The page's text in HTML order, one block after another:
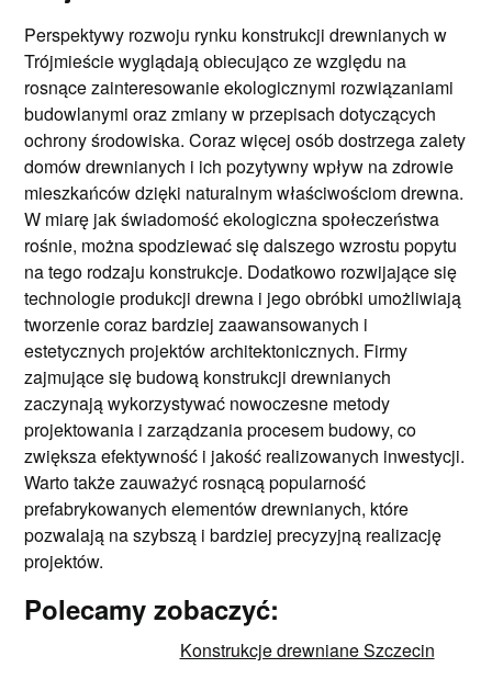
Perspektywy rozwoju rynku konstrukcji drewnianych w
Trójmieście wyglądają obiecująco ze względu na
rosnące zainteresowanie ekologicznymi rozwiązaniami
budowlanymi oraz zmiany w przepisach dotyczących
ochrony środowiska. Coraz więcej osób dostrzega zalety
domów drewnianych i ich pozytywny wpływ na zdrowie
mieszkańców dzięki naturalnym właściwościom drewna.
W miarę jak świadomość ekologiczna społeczeństwa
rośnie, można spodziewać się dalszego wzrostu popytu
na tego rodzaju konstrukcje. Dodatkowo rozwijające się
technologie produkcji drewna i jego obróbki umożliwiają
tworzenie coraz bardziej zaawansowanych i
estetycznych projektów architektonicznych. Firmy
zajmujące się budową konstrukcji drewnianych
zaczynają wykorzystywać nowoczesne metody
projektowania i zarządzania procesem budowy, co
zwiększa efektywność i jakość realizowanych inwestycji.
Warto także zauważyć rosnącą popularność
prefabrykowanych elementów drewnianych, które
pozwalają na szybszą i bardziej precyzyjną realizację
projektów.
Polecamy zobaczyć:
Konstrukcje drewniane Szczecin